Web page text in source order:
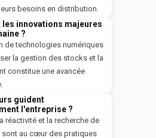
besoins en distribution.
les innovations majeures
?
de technologies numériques
la gestion des stocks et la
constitue une avancée
guident
l'entreprise ?
réactivité et la recherche de
sont au cœur des pratiques